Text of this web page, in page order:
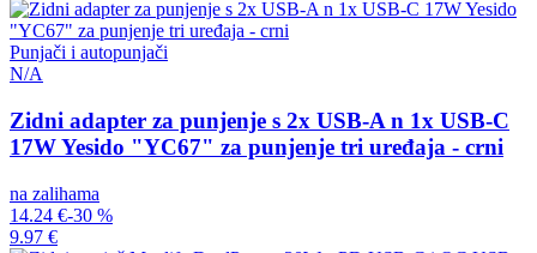
Punjači i autopunjači
N/A
Zidni adapter za punjenje s 2x USB-A n 1x USB-C
17W Yesido "YC67" za punjenje tri uređaja - crni
na zalihama
14.24 €-30 %
9.97 €